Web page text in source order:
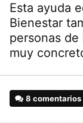
Esta ayuda
Bienestar
personas
muy
8 comentarios